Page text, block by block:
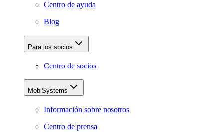
Centro de ayuda
Blog
Para los socios
Centro de socios
MobiSystems
Información sobre nosotros
Centro de prensa